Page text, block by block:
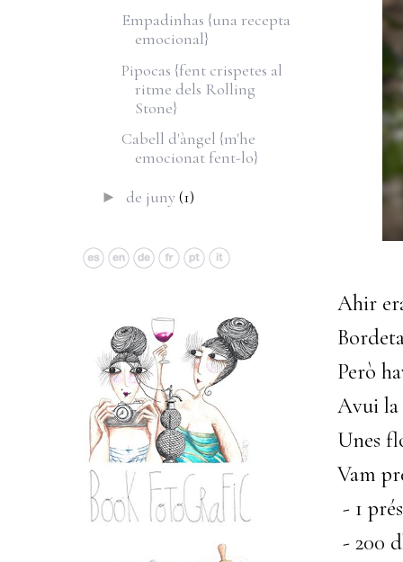
Ahir
Però
Avui la
Unes
Vam
- 1
- 200
Empadinhas {una recepta
emocional}
Pipocas {fent crispetes al
ritme dels Rolling
Stone}
Cabell d'àngel {m'he
emocionat fent-lo}
► de juny(1)